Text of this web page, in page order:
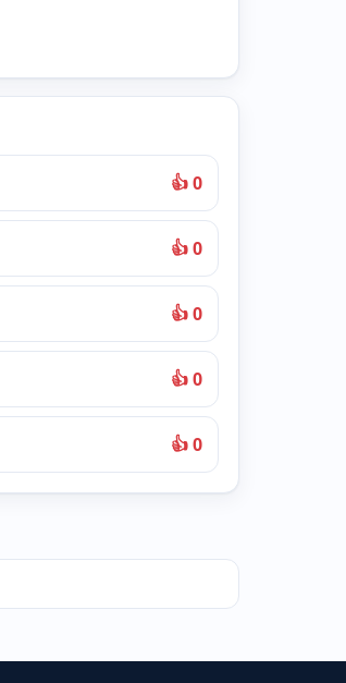
👍 0
👍 0
👍 0
👍 0
👍 0